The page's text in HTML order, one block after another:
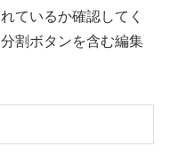
ているか確認してく
割ボタンを含む編集